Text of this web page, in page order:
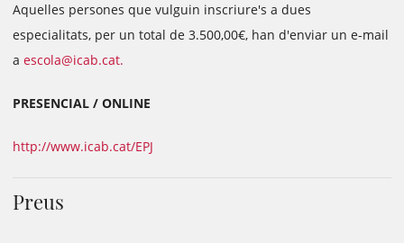
Aquelles persones que vulguin inscriure's a dues
especialitats, per un total de 3.500,00€, han d'enviar un e-mail
a escola@icab.cat.
PRESENCIAL / ONLINE
http://www.icab.cat/EPJ
Preus